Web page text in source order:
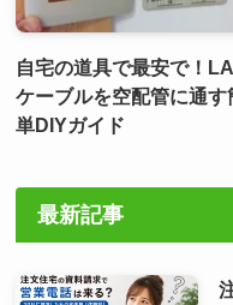
自宅の道具で最安で！
ケーブルを空配管に通す
単DIYガイド
最新記事